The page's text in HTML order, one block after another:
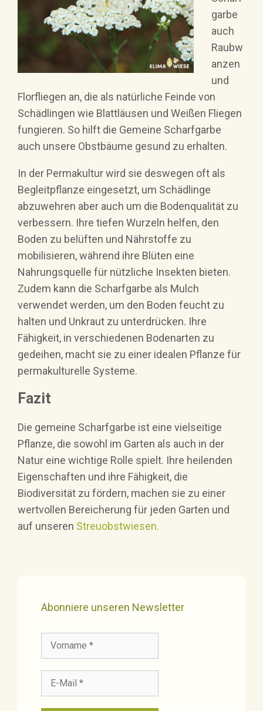
garbe
auch
Raubw
anzen
und
Florfliegen an, die als natürliche Feinde von
Schädlingen wie Blattläusen und Weißen Fliegen
fungieren. So hilft die Gemeine Scharfgarbe
auch unsere Obstbäume gesund zu erhalten.
In der Permakultur wird sie deswegen oft als
Begleitpflanze eingesetzt, um Schädlinge
abzuwehren aber auch um die Bodenqualität zu
verbessern. Ihre tiefen Wurzeln helfen, den
Boden zu belüften und Nährstoffe zu
mobilisieren, während ihre Blüten eine
Nahrungsquelle für nützliche Insekten bieten.
Zudem kann die Scharfgarbe als Mulch
verwendet werden, um den Boden feucht zu
halten und Unkraut zu unterdrücken. Ihre
Fähigkeit, in verschiedenen Bodenarten zu
gedeihen, macht sie zu einer idealen Pflanze für
permakulturelle Systeme.
Fazit
Die gemeine Scharfgarbe ist eine vielseitige
Pflanze, die sowohl im Garten als auch in der
Natur eine wichtige Rolle spielt. Ihre heilenden
Eigenschaften und ihre Fähigkeit, die
Biodiversität zu fördern, machen sie zu einer
wertvollen Bereicherung für jeden Garten und
auf unseren Streuobstwiesen.
Abonniere unseren Newsletter